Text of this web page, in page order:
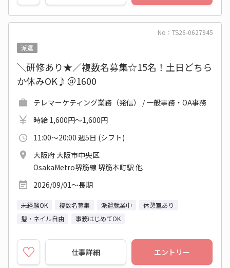
No：TS26-0627945
派遣
＼研修あり★／複数名募集☆15名！土日どちら
か休みOK♪＠1600
テレマーケティング業務（発信） / 一般事務・OA事務
時給 1,600円～1,600円
11:00～20:00 週5日 (シフト)
大阪府 大阪市中央区
OsakaMetro堺筋線 堺筋本町駅 他
2026/09/01～長期
未経験OK 複数名募集 派遣就業中
休憩室あり
髪・ネイル自由
事務はじめてOK
仕事詳細 エントリー